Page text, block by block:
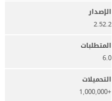
الإصدار
2.52.2
المتطلبات
6.0
التحميلات
+1,000,000